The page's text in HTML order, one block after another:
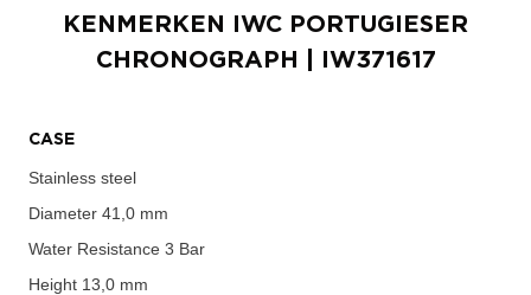
KENMERKEN
IWC PORTUGIESER
CHRONOGRAPH
| IW371617
CASE
Stainless steel
Diameter 41,0 mm
Water Resistance 3 Bar
Height 13,0 mm